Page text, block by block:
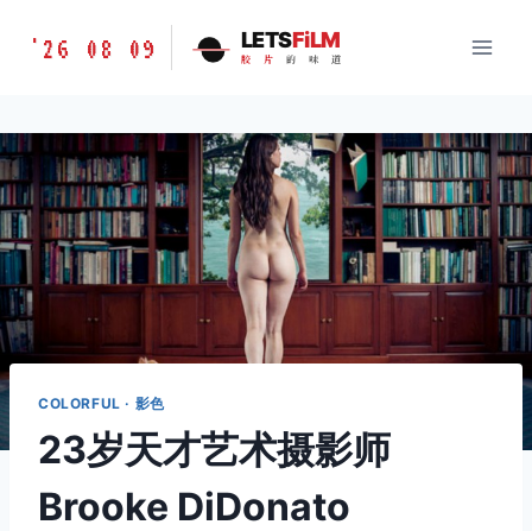
胶
味
LETSFILM
'26 08 09 LETSFiLM
胶 片 的 味 道
COLORFUL · 影色
23岁天才艺术摄影师
Brooke DiDonato